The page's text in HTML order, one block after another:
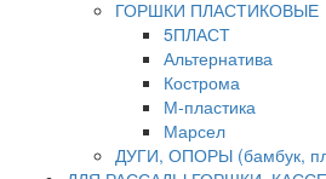
ГОРШКИ ПЛАСТИКОВЫЕ
5ПЛАСТ
Альтернатива
Кострома
М-пластика
Марсел
ДУГИ, ОПОРЫ (бамбук,